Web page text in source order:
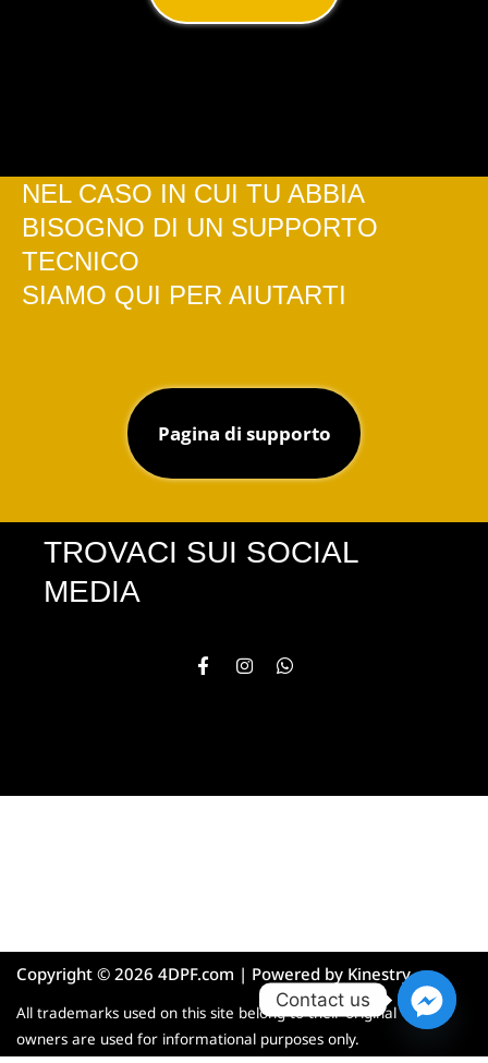
NEL CASO IN CUI TU ABBIA
BISOGNO DI UN SUPPORTO
TECNICO
SIAMO QUI PER AIUTARTI
Pagina di supporto
TROVACI SUI SOCIAL
MEDIA
Copyright © 2026 4DPF.com | Powered by Kinestry
All trademarks used on this site belong to their original
owners are used for informational purposes only.
Contact us